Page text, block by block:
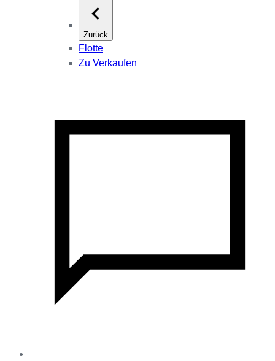
Zurück
Flotte
Zu Verkaufen